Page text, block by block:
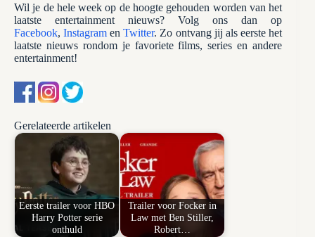
Wil je de hele week op de hoogte gehouden worden van het
laatste entertainment nieuws? Volg ons dan op
Facebook,InstagramenTwitter. Zo ontvang jij als eerste het
laatste nieuws rondom je favoriete films, series en andere
entertainment!
Gerelateerde artikelen
Eerste trailer voor HBO
Harry Potter serie
onthuld
Trailer voor Focker in
Law met Ben Stiller,
Robert…